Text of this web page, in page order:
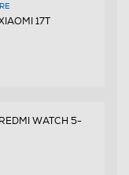
17T
WATCH 5-